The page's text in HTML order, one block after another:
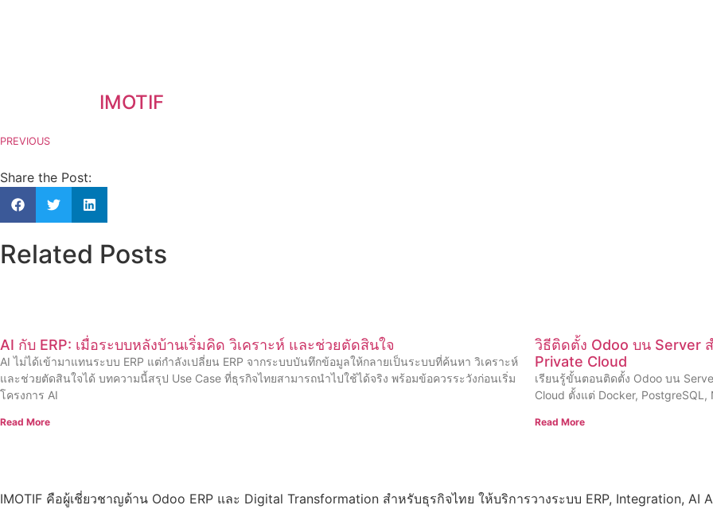
IMOTIF
PREVIOUS
Share the Post:
Related Posts
AI กับ ERP: เมื่อระบบหลังบ้านเริ่มคิด วิเคราะห์ และช่วยตัดสินใจ
AI ไม่ได้เข้ามาแทนระบบ ERP แต่กำลังเปลี่ยน ERP จากระบบบันทึกข้อมูลให้กลายเป็นระบบที่ค้นหา วิเคราะห์
และช่วยตัดสินใจได้ บทความนี้สรุป Use Case ที่ธุรกิจไทยสามารถนำไปใช้ได้จริง พร้อมข้อควรระวังก่อนเริ่ม
โครงการ AI
Read More
วิธีติดตั้ง Odoo บน Server
Private Cloud
เรียนรู้ขั้นตอนติดตั้ง Odoo บน
Cloud ตั้งแต่ Docker,
Read More
IMOTIF คือผู้เชี่ยวชาญด้าน Odoo ERP และ Digital Transformation สำหรับธุรกิจไทย ให้บริการวางระบบ ERP, Integration,